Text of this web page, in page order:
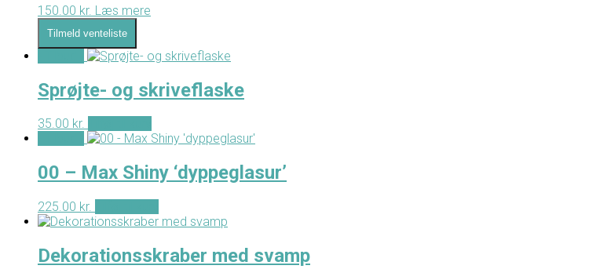
150.00 kr. Læs mere
Tilmeld venteliste
Sprøjte- og skriveflaske
35.00 kr.
00 – Max Shiny ‘dyppeglasur’
225.00 kr.
Dekorationsskraber med svamp